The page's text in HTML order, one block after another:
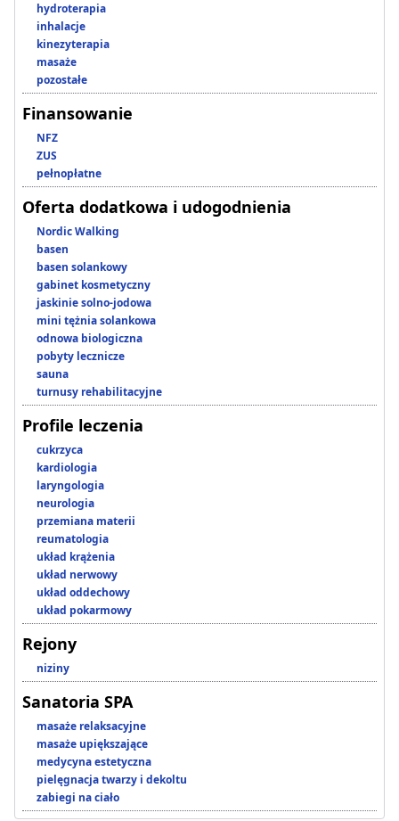
hydroterapia
inhalacje
kinezyterapia
masaże
pozostałe
Finansowanie
NFZ
ZUS
pełnopłatne
Oferta dodatkowa i udogodnienia
Nordic Walking
basen
basen solankowy
gabinet kosmetyczny
jaskinie solno-jodowa
mini tężnia solankowa
odnowa biologiczna
pobyty lecznicze
sauna
turnusy rehabilitacyjne
Profile leczenia
cukrzyca
kardiologia
laryngologia
neurologia
przemiana materii
reumatologia
układ krążenia
układ nerwowy
układ oddechowy
układ pokarmowy
Rejony
niziny
Sanatoria SPA
masaże relaksacyjne
masaże upiększające
medycyna estetyczna
pielęgnacja twarzy i dekoltu
zabiegi na ciało